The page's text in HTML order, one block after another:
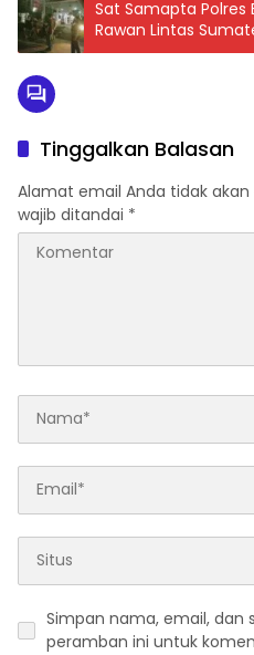
Sat Samapta Polres
Rawan Lintas
Temuannya?
Tinggalkan Balasan
Alamat email Anda tidak akan
wajib ditandai *
Simpan nama, email, dan
peramban ini untuk